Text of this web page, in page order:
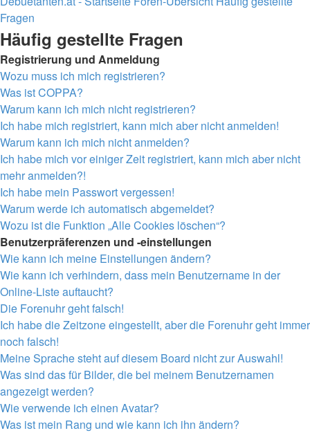
Fragen
Suche
Häufig gestellte Fragen
Registrierung und Anmeldung
Wozu muss ich mich registrieren?
Was ist COPPA?
Warum kann ich mich nicht registrieren?
Ich habe mich registriert, kann mich aber nicht anmelden!
Warum kann ich mich nicht anmelden?
Ich habe mich vor einiger Zeit registriert, kann mich aber nicht
mehr anmelden?!
Ich habe mein Passwort vergessen!
Warum werde ich automatisch abgemeldet?
Wozu ist die Funktion „Alle Cookies löschen“?
Benutzerpräferenzen und -einstellungen
Wie kann ich meine Einstellungen ändern?
Wie kann ich verhindern, dass mein Benutzername in der
Online-Liste auftaucht?
Die Forenuhr geht falsch!
Ich habe die Zeitzone eingestellt, aber die Forenuhr geht immer
noch falsch!
Meine Sprache steht auf diesem Board nicht zur Auswahl!
Was sind das für Bilder, die bei meinem Benutzernamen
angezeigt werden?
Wie verwende ich einen Avatar?
Was ist mein Rang und wie kann ich ihn ändern?